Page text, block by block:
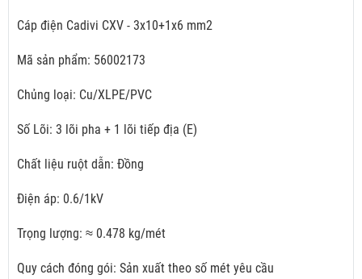
Cáp điện Cadivi CXV - 3x10+1x6 mm2
Mã sản phẩm: 56002173
Chủng loại: Cu/XLPE/PVC
Số Lõi: 3 lõi pha + 1 lõi tiếp địa (E)
Chất liệu ruột dẫn: Đồng
Điện áp: 0.6/1kV
Trọng lượng: ≈ 0.478 kg/mét
Quy cách đóng gói: Sản xuất theo số mét yêu cầu